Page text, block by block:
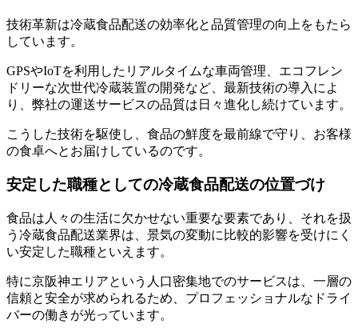
技術革新は冷蔵食品配送の効率化と品質管理の向上をもたら
しています。
GPSやIoTを利用したリアルタイムな車両管理、エコフレン
ドリーな次世代冷蔵装置の開発など、最新技術の導入によ
り、弊社の運送サービスの品質は日々進化し続けています。
こうした技術を駆使し、食品の鮮度を最前線で守り、お客様
の食卓へとお届けしているのです。
安定した職種としての冷蔵食品配送の位置づけ
食品は人々の生活に欠かせない重要な要素であり、それを扱
う冷蔵食品配送業界は、景気の変動に比較的影響を受けにく
い安定した職種といえます。
特に京阪神エリアという人口密集地でのサービスは、一層の
信頼と安全が求められるため、プロフェッショナルなドライ
バーの働きが光っています。